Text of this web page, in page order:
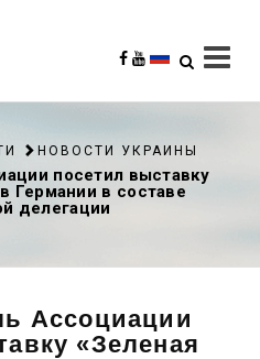
НОВОСТИ УКРАИНЫ
посетил выставку
Германии в составе
делегации
Ассоциации
«Зеленая